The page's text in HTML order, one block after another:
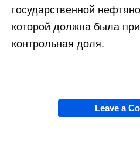
государственной
которой должна была
контрольная доля.
Leave a